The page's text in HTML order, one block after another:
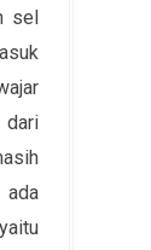
sel
dari